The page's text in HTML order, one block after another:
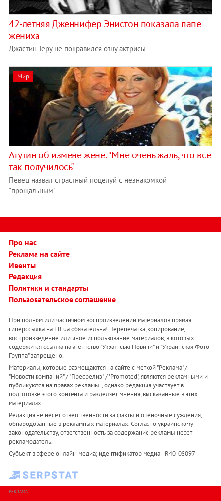
42-летняя Дженнифер Энистон показала папе
жениха
Джастин Теру не понравился отцу актрисы
Мир
Агутин об измене жене: "Мне очень жаль, что все
так получилось"
Певец назвал страстный поцелуй с незнакомкой
"прощальным"
Про нас
Реклама на сайте
Ивенты
Редакция
Политики и стандарты
Пользовательское соглашение
При полном или частичном воспроизведении материалов прямая
гиперссылка на LB.ua обязательна! Перепечатка, копирование,
воспроизведение или иное использование материалов, в которых
содержится ссылка на агентство "Українськi Новини" и "Украинская Фото
Группа" запрещено.
Материалы, которые размещаются на сайте с меткой "Реклама" /
"Новости компаний" / "Пресрелиз" / "Promoted", являются рекламными и
публикуются на правах рекламы. , однако редакция участвует в
подготовке этого контента и разделяет мнения, высказанные в этих
материалах.
Редакция не несет ответственности за факты и оценочные суждения,
обнародованные в рекламных материалах. Согласно украинскому
законодательству, ответственность за содержание рекламы несет
рекламодатель.
Субъект в сфере онлайн-медиа; идентификатор медиа - R40-05097
РЕКЛАМА